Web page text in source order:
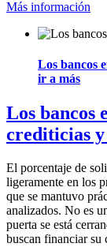
Más información
Los bancos
ir a más
Los bancos
crediticias
El porcentaje de
ligeramente en los
que se mantuvo
analizados. No es
puerta se está
buscan financiar su